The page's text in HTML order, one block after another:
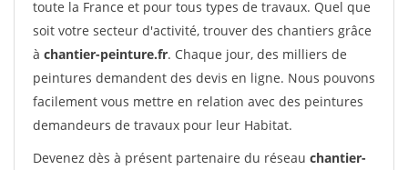
toute la France et pour tous types de travaux. Quel que
soit votre secteur d'activité, trouver des chantiers grâce
à chantier-peinture.fr. Chaque jour, des milliers de
peintures demandent des devis en ligne. Nous pouvons
facilement vous mettre en relation avec des peintures
demandeurs de travaux pour leur Habitat.
Devenez dès à présent partenaire du réseau chantier-